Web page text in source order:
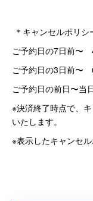
＊キャンセルポリシ
ご予約日の7日前〜
ご予約日の3日前〜
ご予約日の前日〜
※決済終了時点で、
いたします。
※表示したキャンセ